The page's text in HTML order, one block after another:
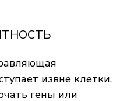
извне клетки,
гены или